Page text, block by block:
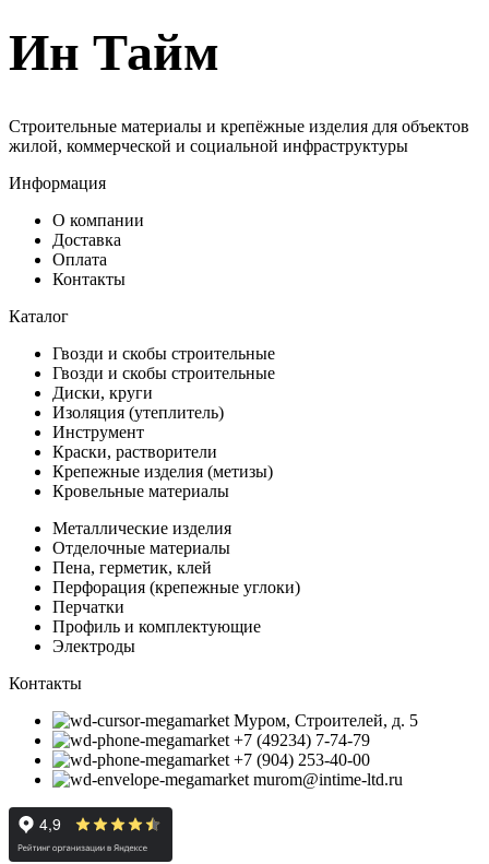
Ин Тайм
Строительные материалы и крепёжные изделия для объектов
жилой, коммерческой и социальной инфраструктуры
Информация
О компании
Доставка
Оплата
Контакты
Каталог
Гвозди и скобы строительные
Гвозди и скобы строительные
Диски, круги
Изоляция (утеплитель)
Инструмент
Краски, растворители
Крепежные изделия (метизы)
Кровельные материалы
Металлические изделия
Отделочные материалы
Пена, герметик, клей
Перфорация (крепежные углоки)
Перчатки
Профиль и комплектующие
Электроды
Контакты
Муром, Строителей, д. 5
+7 (49234) 7-74-79
+7 (904) 253-40-00
murom@intime-ltd.ru